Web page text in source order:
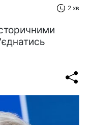
2 хв